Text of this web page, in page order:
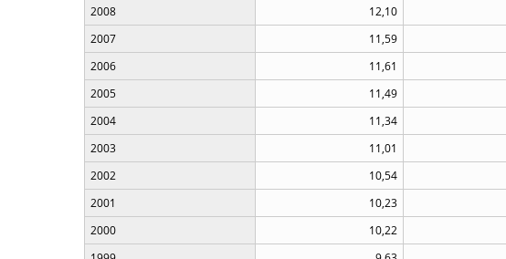
2008
12,10
2007
11,59
2006
11,61
2005
11,49
2004
11,34
2003
11,01
2002
10,54
2001
10,23
2000
10,22